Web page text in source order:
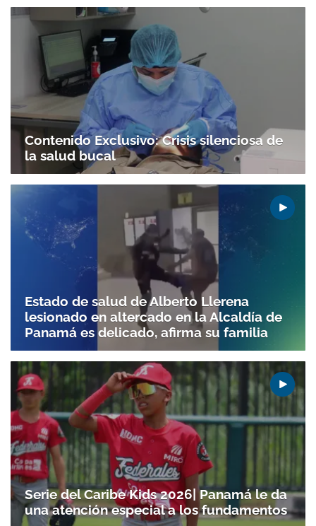
Contenido Exclusivo: Crisis silenciosa de
la salud bucal
Estado de salud de Alberto Llerena
lesionado en altercado en la Alcaldía de
Panamá es delicado, afirma su familia
Serie del Caribe Kids 2026| Panamá le da
una atención especial a los fundamentos